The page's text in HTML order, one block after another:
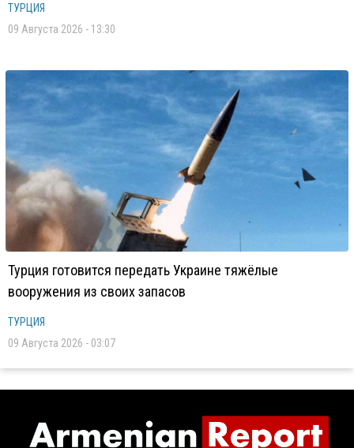
ТУРЦИЯ
09 Августа 2026 - 13:30
Турция готовится передать Украине тяжёлые
вооружения из своих запасов
ТУРЦИЯ
09 Августа 2026 - 03:07